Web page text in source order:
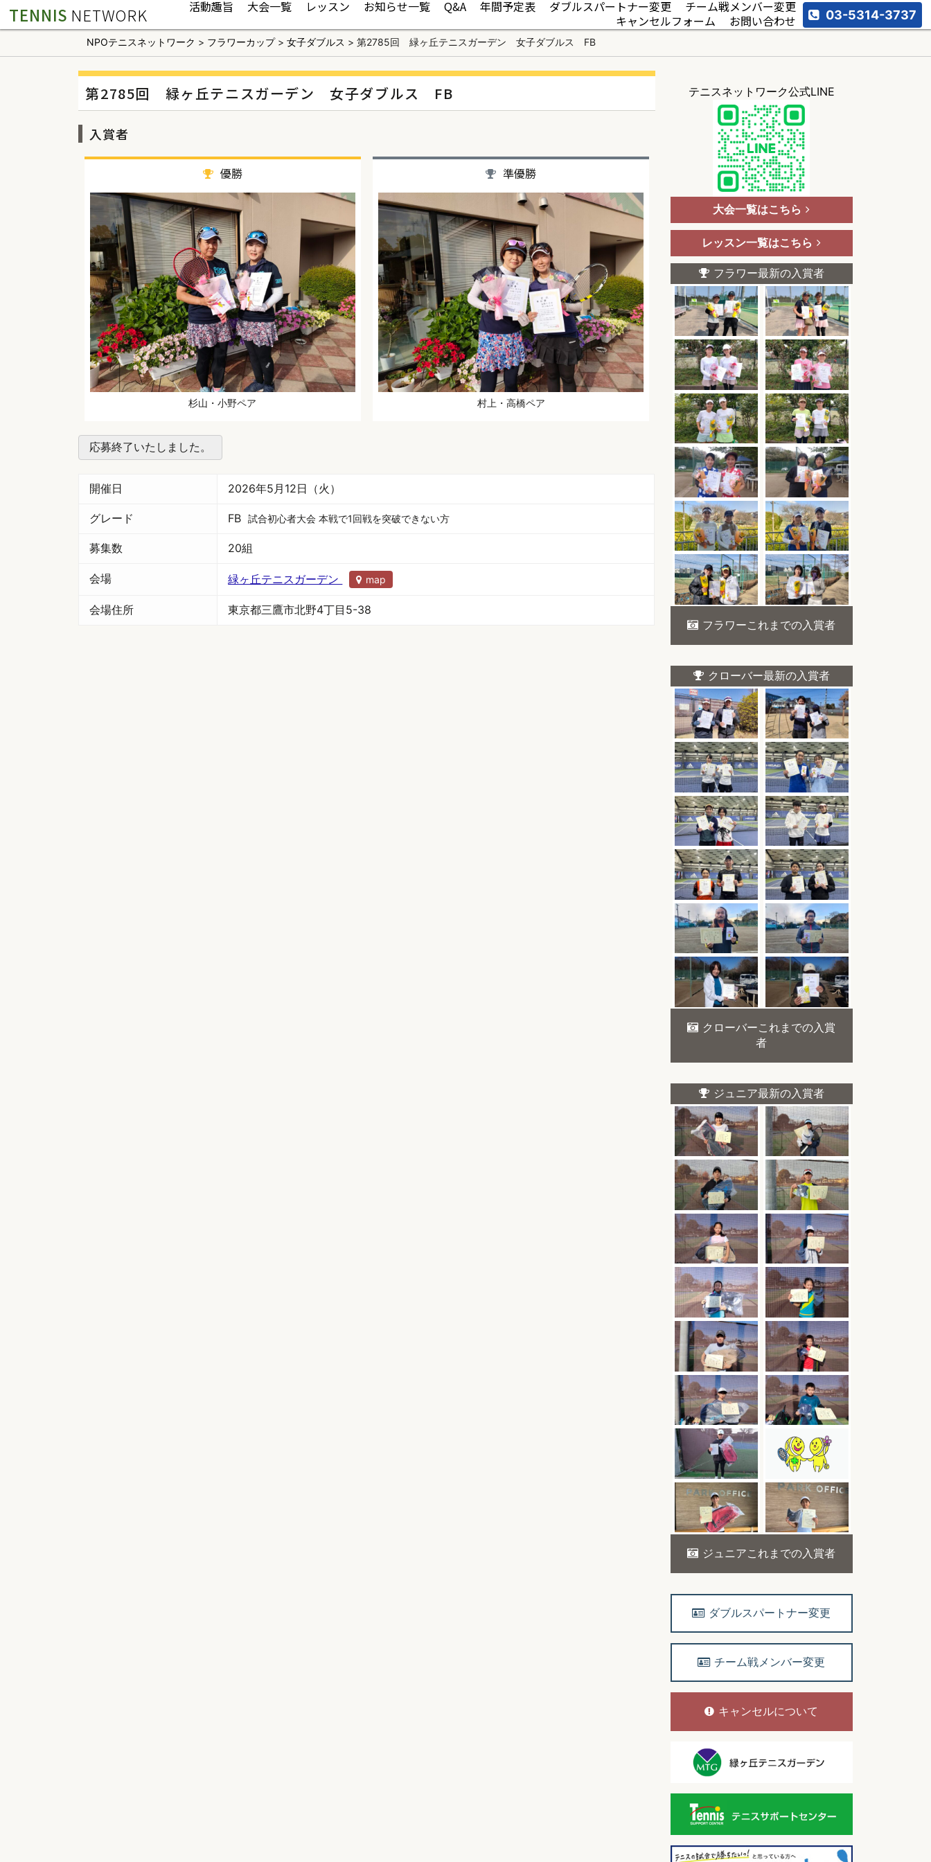
TENNIS NETWORK 活動趣旨 大会一覧 レッスン お知らせ一覧 Q&A 年間予定表 ダブルスパートナー変更
チーム戦メンバー変更
キャンセルフォーム
お問い合わせ 03-5314-3737
NPOテニスネットワーク > フラワーカップ> 女子ダブルス > 第2785回 緑ヶ丘テニスガーデン 女子ダブルス FB
第2785回 緑ヶ丘テニスガーデン 女子ダブルス FB
入賞者
優勝
杉山・小野ペア
準優勝
村上・高橋ペア
応募終了いたしました。
開催日 2026年5月12日（火）
グレード FB 試合初心者大会 本戦で1回戦を突破できない方
募集数 20組
会場 緑ヶ丘テニスガーデン map
会場住所 東京都三鷹市北野4丁目5-38
テニスネットワーク公式LINE
大会一覧はこちら
レッスン一覧はこちら
フラワー最新の入賞者
フラワーこれまでの入賞者
クローバー最新の入賞者
クローバーこれまでの入賞
者
ジュニア最新の入賞者
ジュニアこれまでの入賞者
ダブルスパートナー変更
チーム戦メンバー変更
キャンセルについて